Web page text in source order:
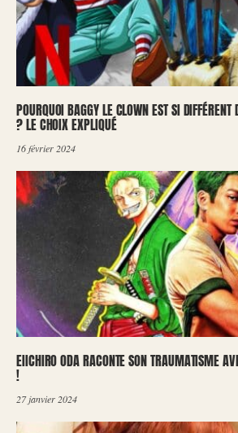
POURQUOI BAGGY LE CLOWN EST SI
? LE CHOIX EXPLIQUÉ
16 février 2024
EIICHIRO ODA RACONTE SON TRAUMATISME
!
27 janvier 2024